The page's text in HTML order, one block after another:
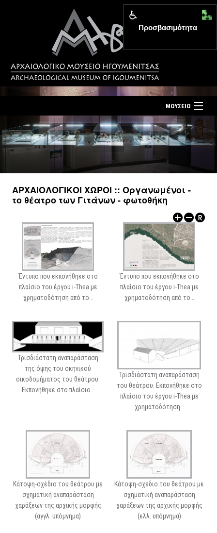
Αρχική σελίδα
Επικοινωνία
Νέα
ΜΟΥΣΕΙΟ
ΤΟ ΜΟΥΣΕΙΟ
ΕΚΘΕΣΕΙΣ
ΕΚΔΟΣΕΙΣ
ΑΡΧΑΙΟΛΟΓΙΚΟΙ ΧΩΡΟΙ
ΑΡΧΑΙΟΛΟΓΙΚΟΙ ΧΩΡΟΙ :: Οργανωμένοι -
το θέατρο των Γιτάνων - φωτοθήκη
Έντυπο που εκπονήθηκε στο
πλαίσιο του έργου i-Thea με
χρηματοδότηση από το…
Έντυπο που εκπονήθηκε στο
πλαίσιο του έργου i-Thea με
χρηματοδότηση από το…
Τρισδιάστατη αναπαράσταση
της όψης του σκηνικού
οικοδομήματος του θεάτρου.
Εκπονήθηκε στο πλαίσιο…
Τρισδιάστατη αναπαράσταση
του θεάτρου. Εκπονήθηκε στο
πλαίσιο του έργου i-Thea με
χρηματοδότηση…
Κάτοψη-σχέδιο του θεάτρου με
σχηματική αναπαράσταση
χαράξεων της αρχικής μορφής
(αγγλ. υπόμνημα)
Κάτοψη-σχέδιο του θεάτρου με
σχηματική αναπαράσταση
χαράξεων της αρχικής μορφής
(ελλ. υπόμνημα)
Προσβασιμότητα